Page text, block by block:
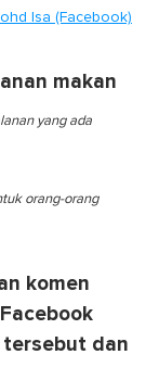
Isa (Facebook)
makan
yang ada
orang-orang
komen
dan